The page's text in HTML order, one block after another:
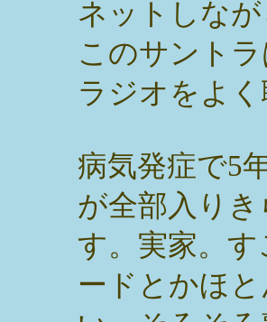
ネットしな
このサント
ラジオをよ
病気発症で5
が全部入り
す。実家。
ードとかほ